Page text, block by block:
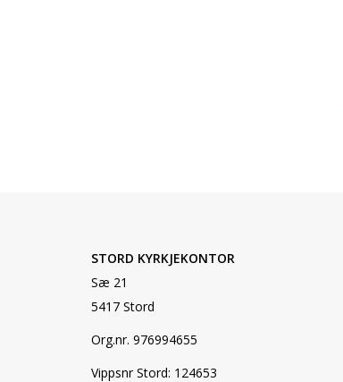
STORD KYRKJEKONTOR
Sæ 21
5417 Stord
Org.nr. 976994655
Vippsnr Stord: 124653